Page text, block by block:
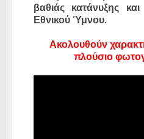
βαθιάς κατάνυξης
Εθνικού Ύμνου.
Ακολουθούν
πλούσιο